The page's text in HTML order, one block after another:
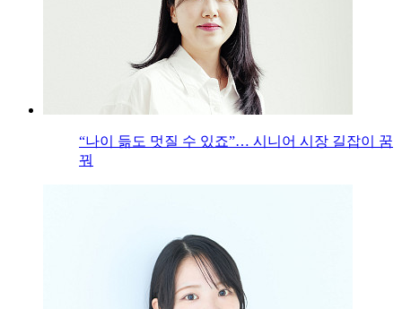
“나이 듦도 멋질 수 있죠”… 시니어 시장 길잡이 꿈
꿔